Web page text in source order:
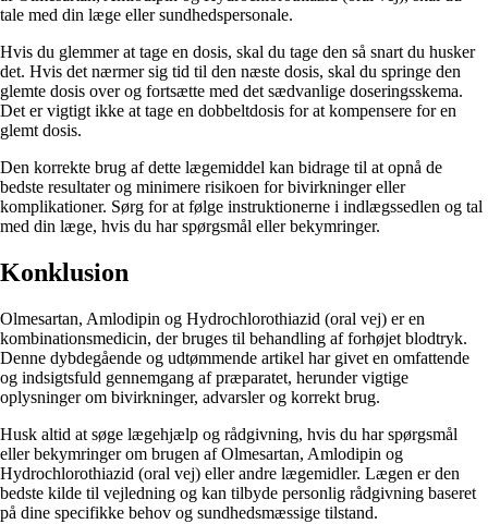
tale med din læge eller sundhedspersonale.
Hvis du glemmer at tage en dosis, skal du tage den så snart du husker
det. Hvis det nærmer sig tid til den næste dosis, skal du springe den
glemte dosis over og fortsætte med det sædvanlige doseringsskema.
Det er vigtigt ikke at tage en dobbeltdosis for at kompensere for en
glemt dosis.
Den korrekte brug af dette lægemiddel kan bidrage til at opnå de
bedste resultater og minimere risikoen for bivirkninger eller
komplikationer. Sørg for at følge instruktionerne i indlægssedlen og tal
med din læge, hvis du har spørgsmål eller bekymringer.
Konklusion
Olmesartan, Amlodipin og Hydrochlorothiazid (oral vej) er en
kombinationsmedicin, der bruges til behandling af forhøjet blodtryk.
Denne dybdegående og udtømmende artikel har givet en omfattende
og indsigtsfuld gennemgang af præparatet, herunder vigtige
oplysninger om bivirkninger, advarsler og korrekt brug.
Husk altid at søge lægehjælp og rådgivning, hvis du har spørgsmål
eller bekymringer om brugen af Olmesartan, Amlodipin og
Hydrochlorothiazid (oral vej) eller andre lægemidler. Lægen er den
bedste kilde til vejledning og kan tilbyde personlig rådgivning baseret
på dine specifikke behov og sundhedsmæssige tilstand.